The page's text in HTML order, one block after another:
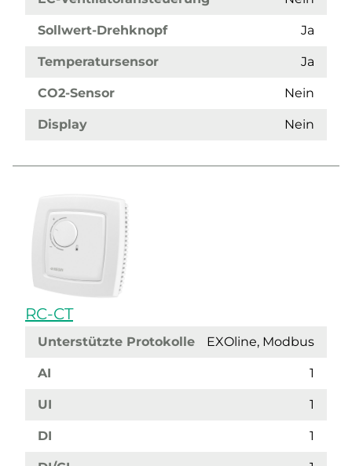
Sollwert-Drehknopf Ja
Temperatursensor Ja
CO2-Sensor Nein
Display Nein
RC-CT
Unterstützte Protokolle EXOline, Modbus
AI 1
UI 1
DI 1